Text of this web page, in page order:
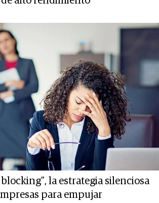
blocking”, la estrategia silenciosa
para empujar